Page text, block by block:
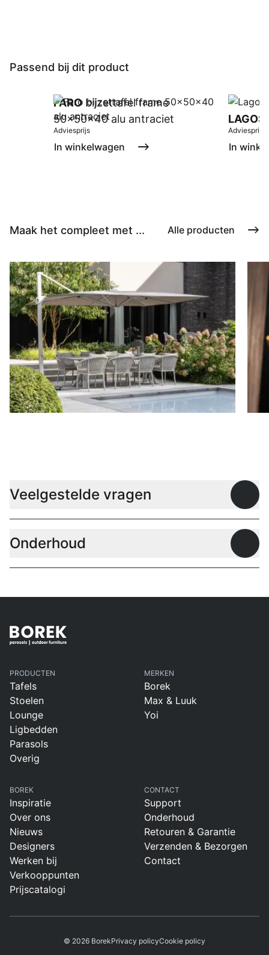
Passend bij dit product
FARObijzettafel frame
50x50x40 alu antraciet
Adviesprijs
In winkelwagen
LAGOS
Adviesprijs
In
Maak het compleet met ... Alle producten
Veelgestelde vragen
Onderhoud
PRODUCTEN
Tafels
Stoelen
Lounge
Ligbedden
Parasols
Overig
MERKEN
Borek
Max & Luuk
Yoi
BOREK
Inspiratie
Over ons
Nieuws
Designers
Werken bij
Verkooppunten
Prijscatalogi
CONTACT
Support
Onderhoud
Retouren & Garantie
Verzenden & Bezorgen
Contact
© 2026 BorekPrivacy policyCookie policy